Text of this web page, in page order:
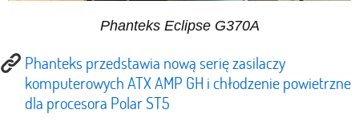
Phanteks Eclipse G370A
Phanteks przedstawia nową serię zasilaczy
komputerowych ATX AMP GH i chłodzenie powietrzne
dla procesora Polar ST5